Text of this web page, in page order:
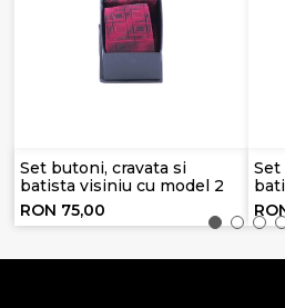
Set butoni, cravata si
batista visiniu cu model 2
RON 75,00
Set